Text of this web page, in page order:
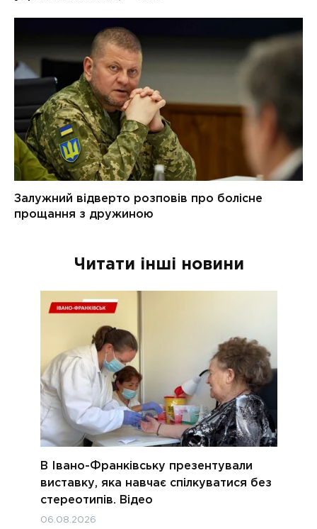
Читати інші новини
В Івано-Франківську презентували
виставку, яка навчає спілкуватися без
стереотипів. Відео
06.08.2026